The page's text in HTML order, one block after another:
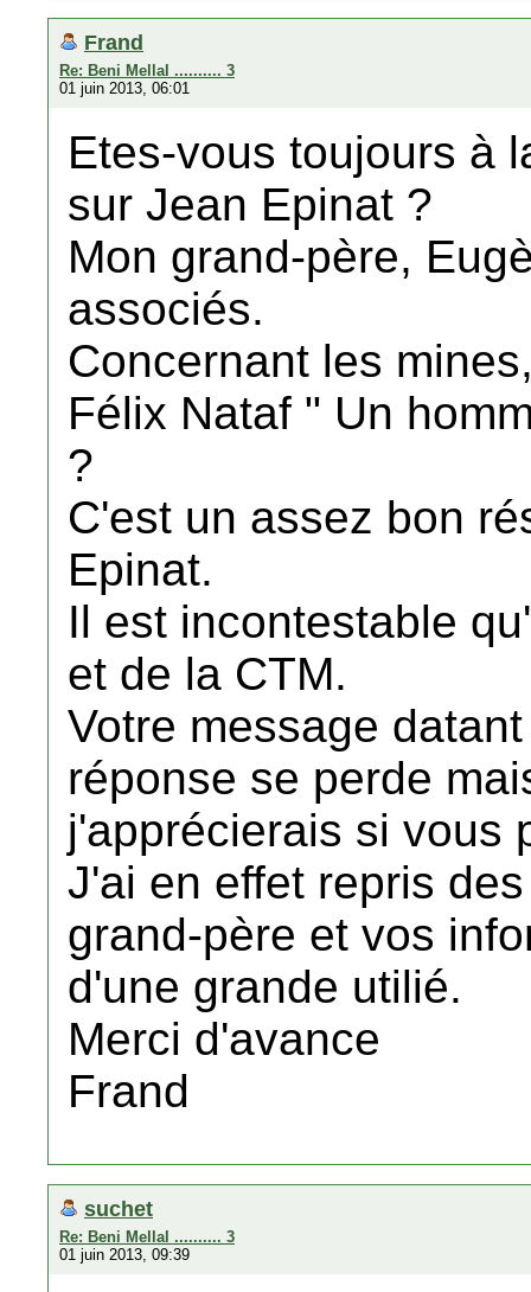
Frand
Re: Beni Mellal .......... 3
01 juin 2013, 06:01
Etes-vous toujours à
sur Jean Epinat ?
Mon grand-père,
associés.
Concernant les
Félix Nataf " Un
?
C'est un assez bon
Epinat.
Il est incontestable
et de la CTM.
Votre message
réponse se perde
j'apprécierais si vous
J'ai en effet repris
grand-père et vos
d'une grande utilié.
Merci d'avance
Frand
suchet
Re: Beni Mellal .......... 3
01 juin 2013, 09:39